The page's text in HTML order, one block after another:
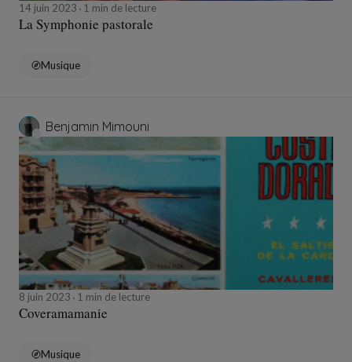
14 juin 2023 1 min de lecture
La Symphonie pastorale
Musique
Benjamin Mimouni
8 juin 2023 1 min de lecture
Coveramamanie
Musique